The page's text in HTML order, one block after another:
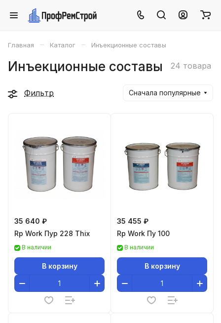
Главная – Каталог – Инъекционные составы
Инъекционные составы 24 товара
Фильтр Сначала популярные
35 640 ₽
Rp Work Пур 228 Thix
В наличии
В корзину
35 455 ₽
Rp Work Пу 100
В наличии
В корзину